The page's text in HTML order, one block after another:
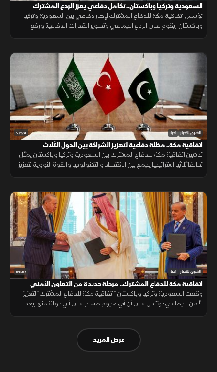
السعودية وتركيا وباكستان.. تكامل دفاعي يعزز الردع المشترك
تؤسس اتفاقية مكة للدفاع المشترك لإطار دفاعي بين السعودية وتركيا
وباكستان، يقوم على الردع الجماعي وتطوير القدرات الدفاعية ورفع
57:24 الشرق للأخبار أخبار
اتفاقية مكة.. مظلة دفاعية لتعزيز الشراكة بين الدول الثلاث
تدشين اتفاقية مكة للدفاع المشترك بين السعودية وتركيا وباكستان يمثل
تحالفا ثلاثيا استراتيجيا يجمع بين الاقتصاد والتكنولوجيا والقوة النووية لتعزيز
56:57 الشرق للأخبار أخبار
اتفاقية مكة للدفاع المشترك.. مرحلة جديدة من التعاون الأمني
وقعت السعودية وتركيا وباكستان "اتفاقية مكة للدفاع المشترك" لتعزيز
الأمن الجماعي؛ وتنص على أن أي هجوم مسلح على أي دولة منها يعد
عرض المزيد